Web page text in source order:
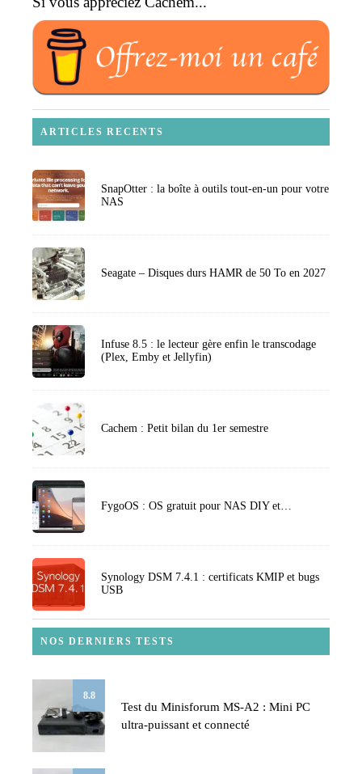
ARTICLES RECENTS
SnapOtter : la boîte à outils tout-en-un pour votre
NAS
Seagate – Disques durs HAMR de 50 To en 2027
Infuse 8.5 : le lecteur gère enfin le transcodage
(Plex, Emby et Jellyfin)
Cachem : Petit bilan du 1er semestre
FygoOS : OS gratuit pour NAS DIY et…
Synology DSM 7.4.1 : certificats KMIP et bugs
USB
NOS DERNIERS TESTS
8.8
Test du Minisforum MS-A2 : Mini PC
ultra-puissant et connecté